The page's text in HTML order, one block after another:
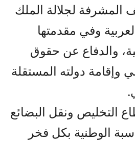
المشرفة لجلالة الملك
وفي مقدمتها
والدفاع عن حقوق
وإقامة دولته المستقلة
التخليص ونقل البضائع
الوطنية بكل فخر